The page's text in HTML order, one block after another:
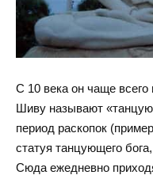
С 10 века он чаще
Шиву называют
период раскопок
статуя танцующего
Сюда ежедневно